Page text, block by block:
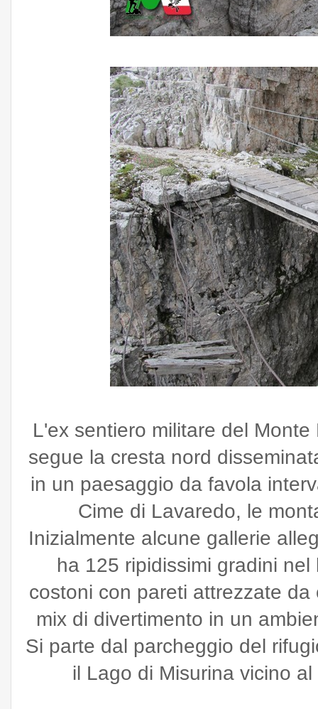
L'ex sentiero militare del
segue la cresta nord
in un paesaggio da favola
Cime di Lavaredo, le
Inizialmente alcune gallerie
ha 125 ripidissimi gradini
costoni con pareti attrezzate
mix di divertimento in un
Si parte dal parcheggio del
il Lago di Misurina vicino